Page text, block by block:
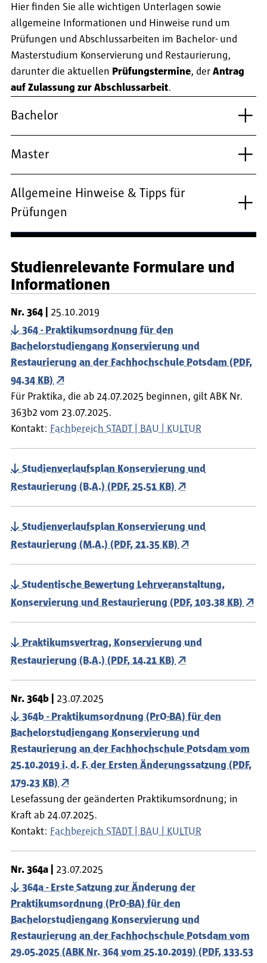
Hier finden Sie alle wichtigen Unterlagen sowie
allgemeine Informationen und Hinweise rund um
Prüfungen und Abschlussarbeiten im Bachelor- und
Masterstudium Konservierung und Restaurierung,
darunter die aktuellen Prüfungstermine, der Antrag
auf Zulassung zur Abschlussarbeit.
Bachelor
Master
Allgemeine Hinweise & Tipps für
Prüfungen
Studienrelevante Formulare und
Informationen
Nr. 364
25.10.2019
364 - Praktikumsordnung für den
Bachelorstudiengang Konservierung und
Restaurierung an der Fachhochschule Potsdam (PDF,
94.34 KB)
Für Praktika, die ab 24.07.2025 beginnen, gilt ABK Nr.
363b2 vom 23.07.2025.
Kontakt: Fachbereich STADT | BAU | KULTUR
Studienverlaufsplan Konservierung und
Restaurierung (B.A.) (PDF, 25.51 KB)
Studienverlaufsplan Konservierung und
Restaurierung (M.A.) (PDF, 21.35 KB)
Studentische Bewertung Lehrveranstaltung,
Konservierung und Restaurierung (PDF, 103.38 KB)
Praktikumsvertrag, Konservierung und
Restaurierung (B.A.) (PDF, 14.21 KB)
Nr. 364b
23.07.2025
364b - Praktikumsordnung (PrO-BA) für den
Bachelorstudiengang Konservierung und
Restaurierung an der Fachhochschule Potsdam vom
25.10.2019 i. d. F. der Ersten Änderungssatzung (PDF,
179.23 KB)
Lesefassung der geänderten Praktikumsordnung; in
Kraft ab 24.07.2025.
Kontakt: Fachbereich STADT | BAU | KULTUR
Nr. 364a
23.07.2025
364a - Erste Satzung zur Änderung der
Praktikumsordnung (PrO-BA) für den
Bachelorstudiengang Konservierung und
Restaurierung an der Fachhochschule Potsdam vom
29.05.2025 (ABK Nr. 364 vom 25.10.2019) (PDF, 133.53